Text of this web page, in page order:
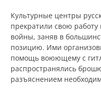
Культурные центры
прекратили свою
войны, заняв в
позицию. Ими
помощь воюющему с
распространялись
разъяснением